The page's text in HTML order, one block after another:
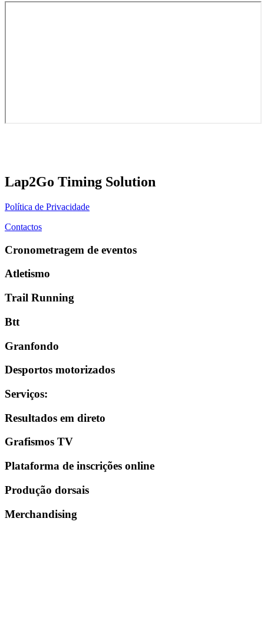
Lap2Go Timing Solution
Política de Privacidade
Contactos
Cronometragem de eventos
Atletismo
Trail Running
Btt
Granfondo
Desportos motorizados
Serviços:
Resultados em direto
Grafismos TV
Plataforma de inscrições online
Produção dorsais
Merchandising